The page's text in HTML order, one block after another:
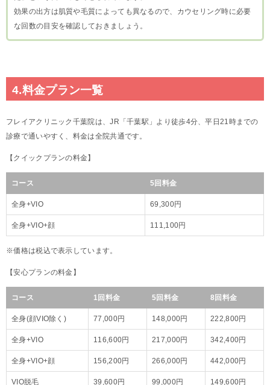
効果の出方は肌質や毛質によっても異なるので、カウセリング時に必要
な回数の目安を確認しておきましょう。
4.料金プラン一覧
フレイアクリニック千葉院は、JR「千葉駅」より徒歩4分、平日21時までの
診療で通いやすく、料金は全院共通です。
【クイックプランの料金】
コース 5回料金
全身+VIO 69,300円
全身+VIO+顔 111,100円
※価格は税込で表示しています。
【安心プランの料金】
コース 1回料金 5回料金 8回料金
全身(顔VIO除く) 77,000円 148,000円 222,800円
全身+VIO 116,600円 217,000円 342,400円
全身+VIO+顔 156,200円 266,000円 442,000円
VIO脱毛 39,600円 99,000円 149,600円